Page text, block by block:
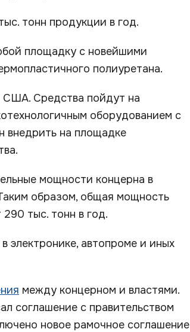
тонн продукции в год.
площадку с новейшими
полиуретана.
США. Средства пойдут на
оборудованием с
внедрить на площадке
мощности концерна в
образом, общая мощность
тыс. тонн в год.
электронике, автопроме и иных
между концерном и властями.
соглашение с правительством
новое рамочное соглашение